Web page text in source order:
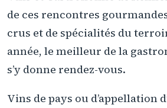
de ces rencontres
crus et de spécialités du
année, le meilleur de la
s’y donne rendez-vous.
Vins de pays ou d’appellation